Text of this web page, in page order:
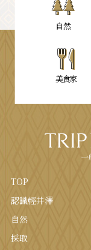
自然
美食家
TOP
認識輕井澤
自然
採取